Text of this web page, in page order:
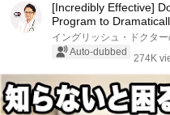
[Incredibly Effective]
Program to
イングリッシュ・ドクタ
Auto-dubbed
274K